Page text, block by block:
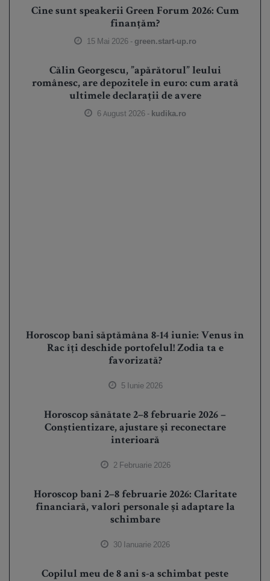
Cine sunt speakerii Green Forum 2026: Cum
finanțăm?
15 Mai 2026 - green.start-up.ro
Călin Georgescu, ”apărătorul” leului
românesc, are depozitele în euro: cum arată
ultimele declarații de avere
6 August 2026 - kudika.ro
Horoscop bani săptămâna 8-14 iunie: Venus în
Rac îți deschide portofelul! Zodia ta e
favorizată?
5 Iunie 2026
Horoscop sănătate 2–8 februarie 2026 –
Conștientizare, ajustare și reconectare
interioară
2 Februarie 2026
Horoscop bani 2–8 februarie 2026: Claritate
financiară, valori personale și adaptare la
schimbare
30 Ianuarie 2026
Copilul meu de 8 ani s-a schimbat peste